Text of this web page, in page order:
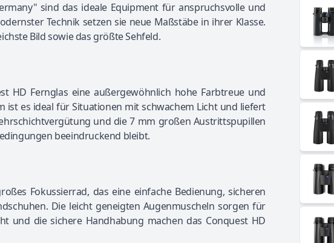
sind das ideale Equipment für anspruchsvolle und
Technik setzen sie neue Maßstäbe in ihrer Klasse.
Bild sowie das größte Sehfeld.
HD Fernglas eine außergewöhnlich hohe Farbtreue und
es ideal für Situationen mit schwachem Licht und liefert
und die 7 mm großen Austrittspupillen
beeindruckend bleibt.
Fokussierrad, das eine einfache Bedienung, sicheren
Die leicht geneigten Augenmuscheln sorgen für
und die sichere Handhabung machen das Conquest HD